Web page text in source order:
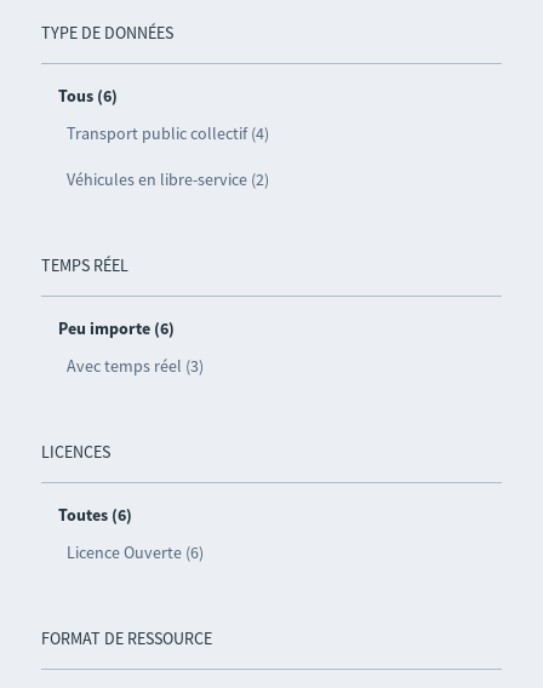
TYPE DE DONNÉES
Tous (6)
Transport public collectif (4)
Véhicules en libre-service (2)
TEMPS RÉEL
Peu importe (6)
Avec temps réel (3)
LICENCES
Toutes (6)
Licence Ouverte (6)
FORMAT DE RESSOURCE